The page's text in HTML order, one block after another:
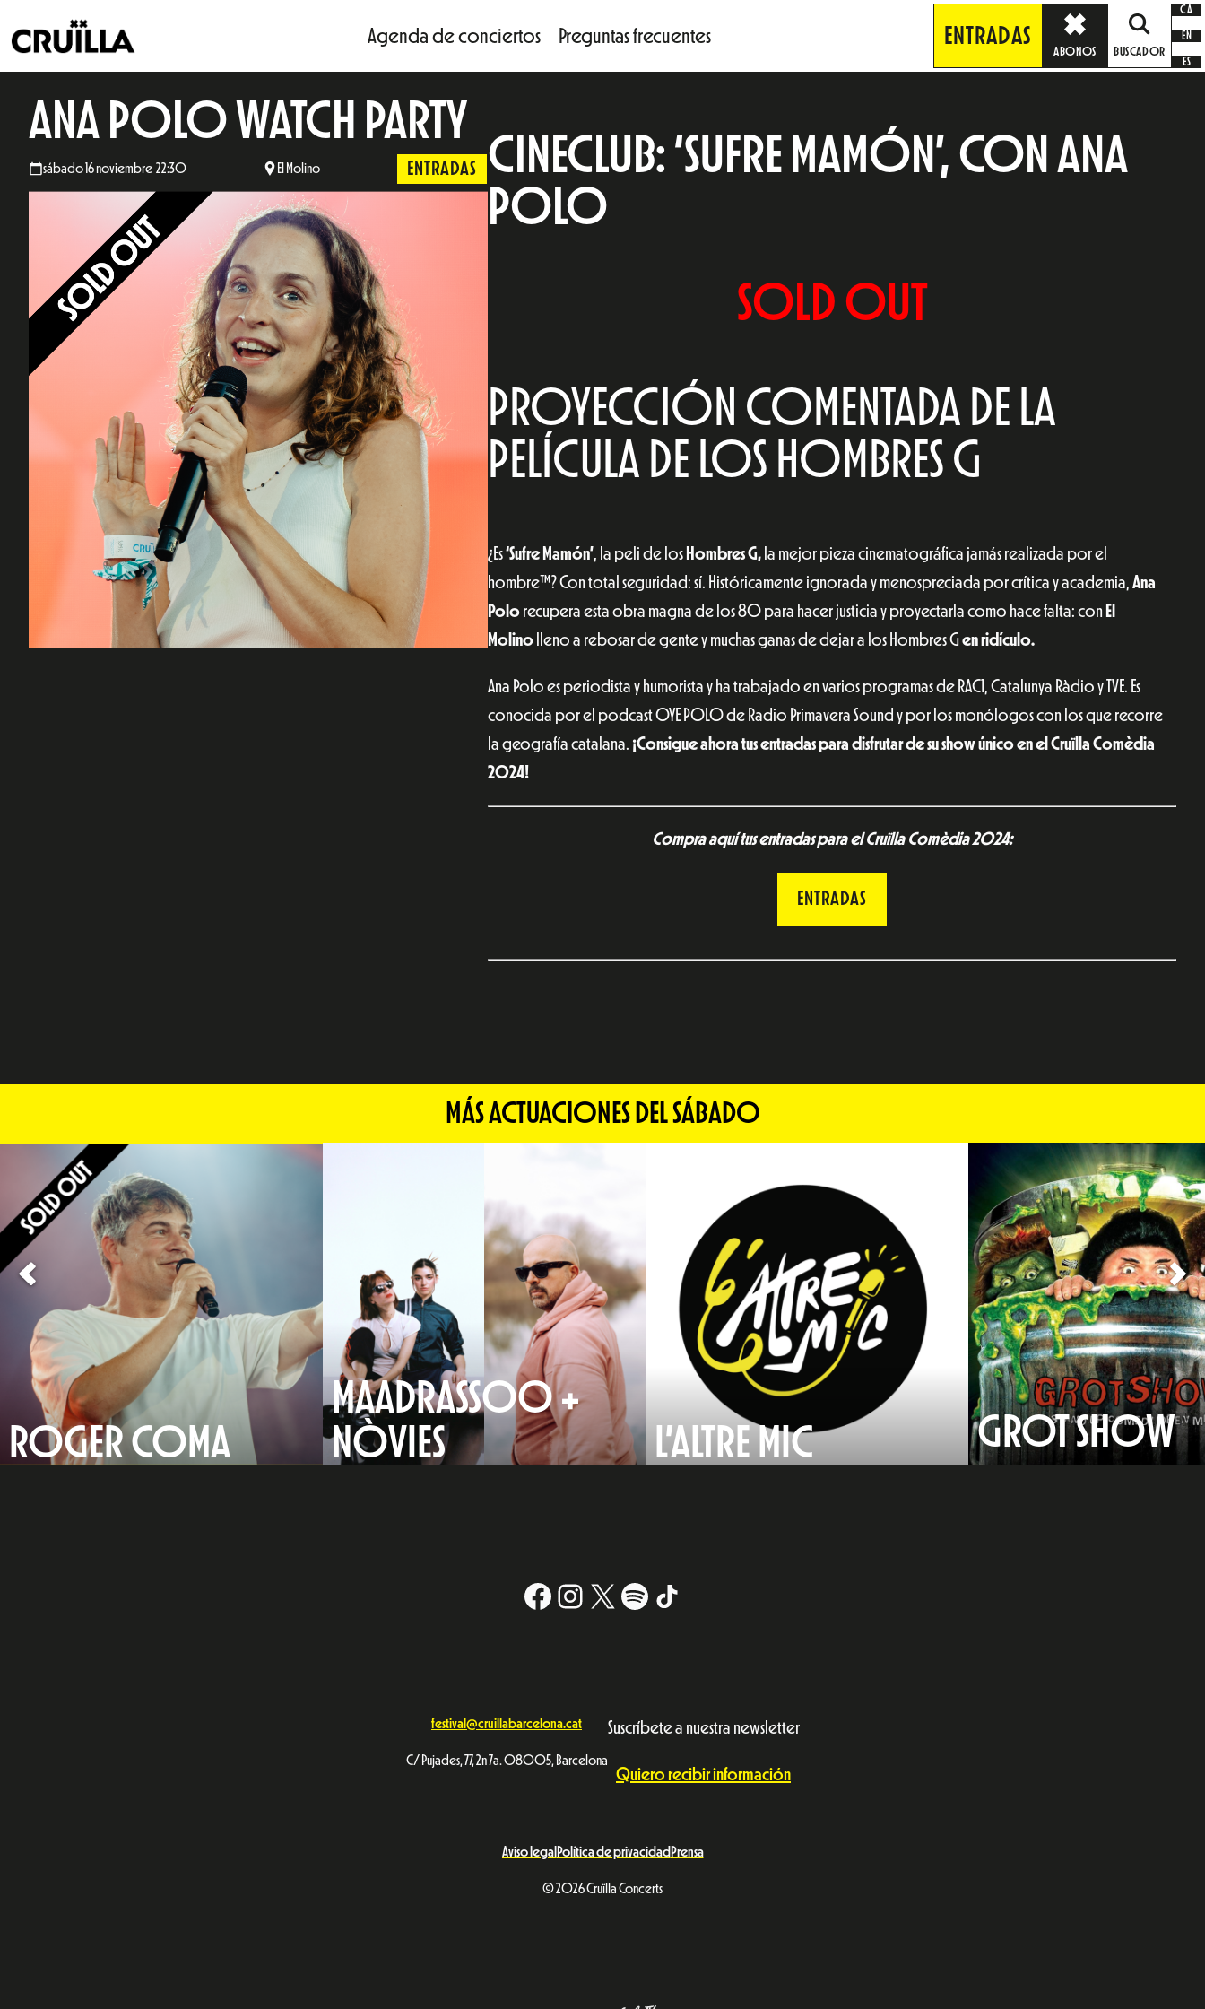
Agenda de conciertos Preguntas frecuentes ENTRADAS
ABONOS BUSCADOR
CA
EN
ES
ANA POLO WATCH PARTY
sábado 16 noviembre 22:30 El Molino ENTRADAS
CINECLUB: ‘SUFRE MAMÓN’, CON ANA
POLO
SOLD OUT
PROYECCIÓN COMENTADA DE LA
PELÍCULA DE LOS HOMBRES G
¿Es‘Sufre Mamón’, la peli de los Hombres G, la mejor pieza cinematográfica jamás realizada por el
hombre™? Con total seguridad: sí. Históricamente ignorada y menospreciada por crítica y academia, Ana
Polo recupera esta obra magna de los 80 para hacer justicia y proyectarla como hace falta: con El
Molino lleno a rebosar de gente y muchas ganas de dejar a los Hombres Gen ridículo.
Ana Polo es periodista y humorista y ha trabajado en varios programas de RAC1, Catalunya Ràdio y TVE. Es
conocida por el podcast OYE POLO de Radio Primavera Sound y por los monólogos con los que recorre
la geografía catalana. ¡Consigue ahora tus entradas para disfrutar de su show único en el Cruïlla Comèdia
2024!
Compra aquí tus entradas para el Cruïlla Comèdia 2024:
ENTRADAS
MÁS ACTUACIONES DEL SÁBADO
ROGER COMA
MAADRASSOO +
NÒVIES
L’ALTRE MIC GROT SHOW
Facebook
Instagram
X # TikTok
festival@cruillabarcelona.cat
C/ Pujades, 77, 2n 7a. 08005, Barcelona
Suscríbete a nuestra newsletter
Quiero recibir información
Aviso legal Política de privacidad Prensa
© 2026 Cruïlla Concerts